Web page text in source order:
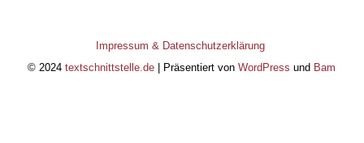
Impressum & Datenschutzerklärung
© 2024textschnittstelle.de | Präsentiert vonWordPress und Bam